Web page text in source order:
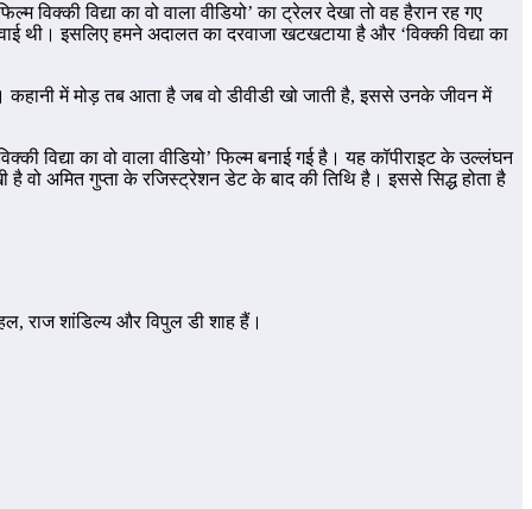
विद्या का वो वाला वीडियो’ का ट्रेलर देखा तो वह हैरान रह गए
इसलिए हमने अदालत का दरवाजा खटखटाया है और ‘विक्की विद्या का
हैं। कहानी में मोड़ तब आता है जब वो डीवीडी खो जाती है, इससे उनके जीवन में
विद्या का वो वाला वीडियो’ फिल्म बनाई गई है। यह कॉपीराइट के उल्लंघन
वो अमित गुप्ता के रजिस्ट्रेशन डेट के बाद की तिथि है। इससे सिद्ध होता है
राज शांडिल्य और विपुल डी शाह हैं।